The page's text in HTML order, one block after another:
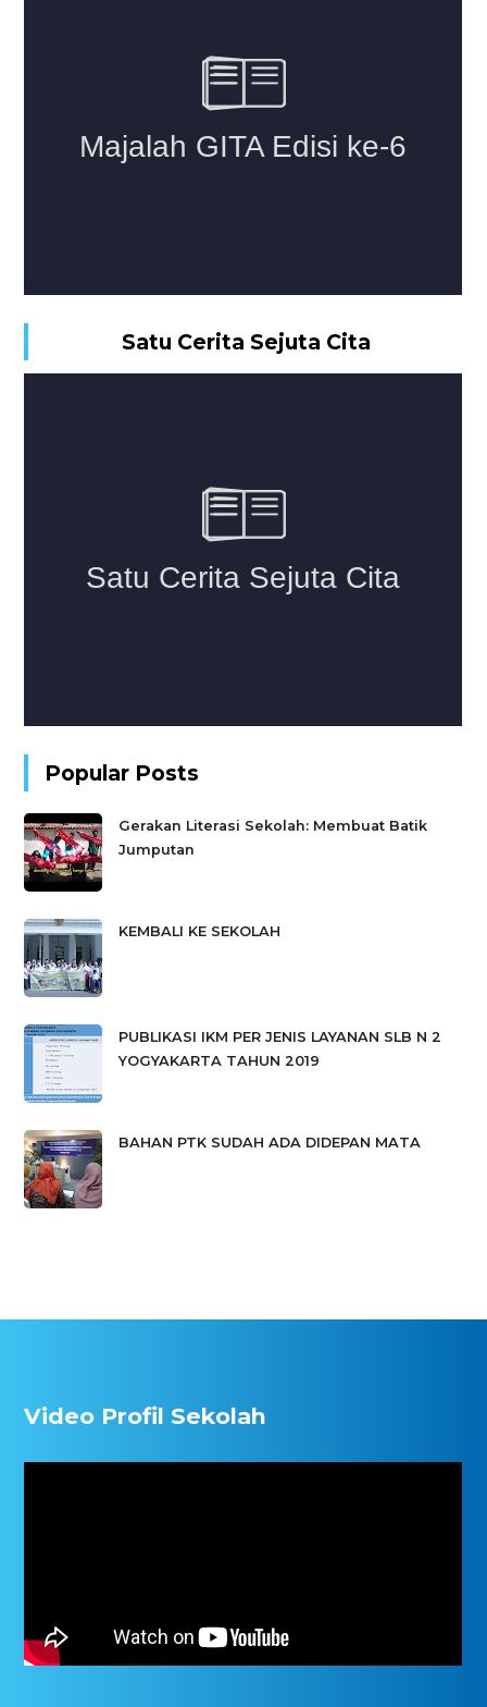
Satu Cerita Sejuta Cita
Popular Posts
Gerakan Literasi Sekolah: Membuat Batik
Jumputan
KEMBALI KE SEKOLAH
PUBLIKASI IKM PER JENIS LAYANAN SLB N 2
YOGYAKARTA TAHUN 2019
BAHAN PTK SUDAH ADA DIDEPAN MATA
Video Profil Sekolah